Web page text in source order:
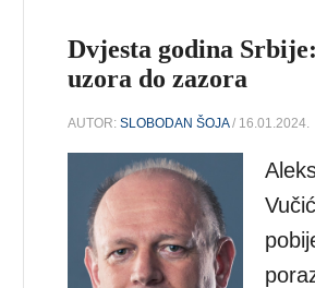
Dvjesta godina
uzora do zazora
AUTOR:SLOBODAN ŠOJA/ 16.01.2024.